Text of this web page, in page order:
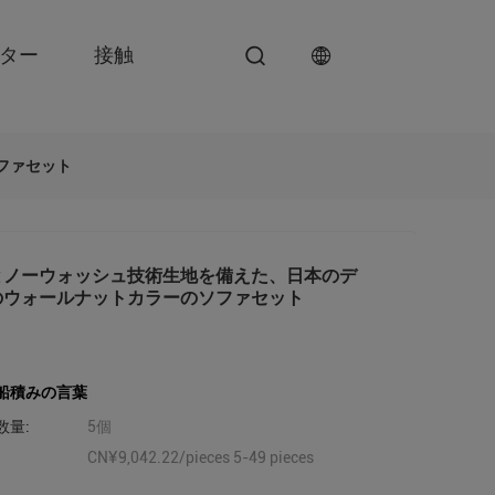
ー 接触
ァセット
ーウォッシュ技術生地を備えた、日本のデ
ォールナットカラーのソファセット
積みの言葉
量:
5個
CN¥9,042.22/pieces 5-49 pieces